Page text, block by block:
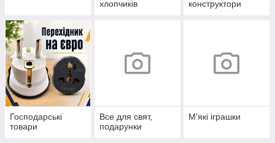
хлопчиків
конструктори
Господарські
товари
Все для свят,
подарунки
М'які іграшки